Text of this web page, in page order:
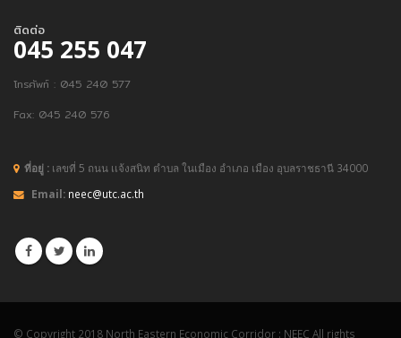
ติดต่อ
045 255 047
โทรศัพท์ : 045 240 577
Fax: 045 240 576
ที่อยู่ : เลขที่ 5 ถนน เเจ้งสนิท ตำบล ในเมือง อำเภอ เมือง อุบลราชธานี 34000
Email: neec@utc.ac.th
© Copyright 2018 North Eastern Economic Corridor : NEEC All rights